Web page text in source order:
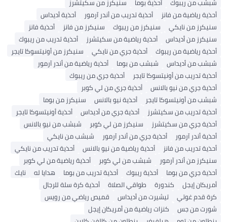
شبشب من ريبوك
أحذية بوما
سنيكرز من سكيتشرز
أحذية رياضية من فانز
أحذية تدريب من أندر آرمور
أحذية أديداس
سنيكرز من نايكي
سنيكرز من ريبوك سنيكرز من فانز
أحذية فانز
سنيكرز من أديداس
أحذية رياضية من سكيتشرز
أحذية تدريب من ريبوك
أحذية رياضية من ريبوك
أحذية جري من نايكي
سنيكرز من أونيتسوكا تايجر
شبشب من أديداس
شبشب من بوما
أحذية رياضية من أندر آرمور
أحذية تدريب من أونيتسوكا تايجر
أحذية جري من ريبوك
أحذية جري من نيو بالانس
أحذية جري من لي كوبر
شبشب من أونيتسوكا تايجر
أحذية نيو بالانس
سنيكرز من بوما
أحذية تدريب من سكيتشرز
أحذية جري من أديداس
أحذية أونيتسوكا تايجر
أحذية جري من سكيتشرز
سنيكرز من لي كوبر
شبشب من نيو بالانس
أحذية أندر آرمور
أحذية جري من أندر آرمور
شبشب من نايكي
أحذية تدريب من فانز
أحذية رياضية من نيو بالانس
أحذية تدريب من نايكي
سنيكرز من أندر آرمور
شبشب من لي كوبر
أحذية رياضية من لي كوبر
أحذية جري من بوما
أحذية ريبوك أحذية تدريب من بوما هدايا له
نايك
أمريكان إيجل
كندورة طواقي الصلاة
أحذية كرة سلة للرجال
كرة قدم غوتي
تيشيرت من أديداس
قميص رياضي من رويس
شورت من جس
كنزات رياضية من أمريكان إيجل